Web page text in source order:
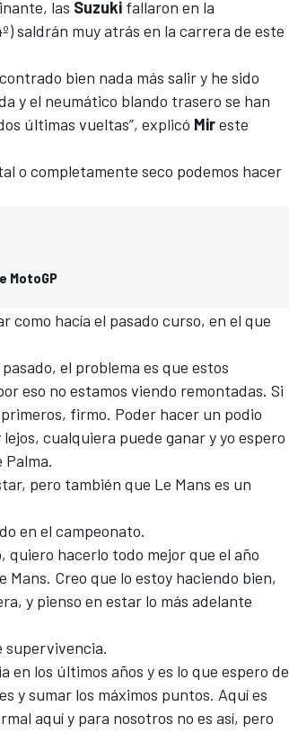
las Suzuki fallaron en la
saldrán muy atrás en la carrera de este
bien nada más salir y he sido
y el neumático blando trasero se han
últimas vueltas”, explicó Mireste
o completamente seco podemos hacer
MotoGP
como hacía el pasado curso, en el que
el problema es que estos
eso no estamos viendo remontadas. Si
, firmo. Poder hacer un podio
cualquiera puede ganar y yo espero
Palma.
pero también que Le Mans es un
en el campeonato.
hacerlo todo mejor que el año
Creo que lo estoy haciendo bien,
y pienso en estar lo más adelante
supervivencia.
en los últimos años y es lo que espero de
y sumar los máximos puntos. Aquí es
aquí y para nosotros no es así, pero